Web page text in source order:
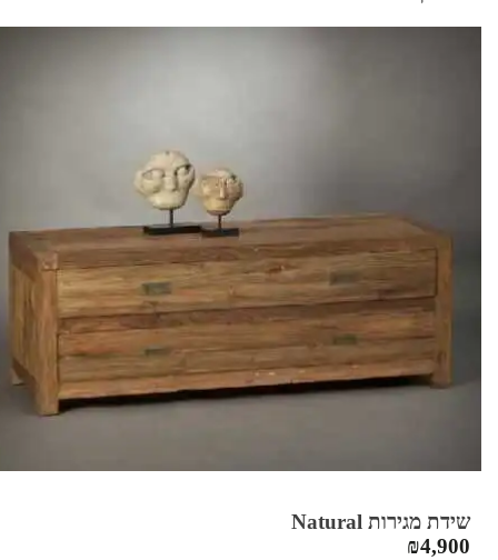
שידת מגירות Natural
₪4,900